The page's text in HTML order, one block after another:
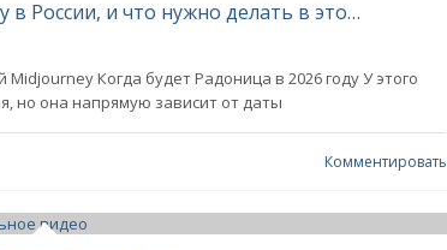
Когда в 2026 году отмечают Радоницу в России, и что нужно делать в этот день
Когда будет Радоница в 2026 году У этого
но она напрямую зависит от даты
Комментировать